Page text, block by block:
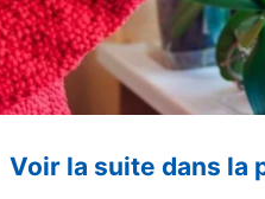
Voir la suite dans la